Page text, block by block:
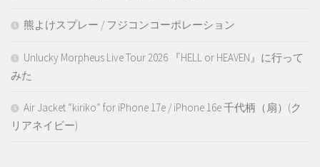
熊よけスプレー / フジコンコーポレーション
Unlucky Morpheus Live Tour 2026 『HELL or HEAVEN』に行って
みた
Air Jacket “kiriko” for iPhone 17e / iPhone 16e 千代柄（扇）(ク
リアネイビー)